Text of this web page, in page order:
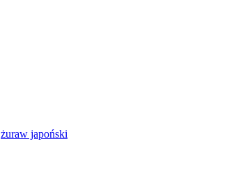
żuraw japoński